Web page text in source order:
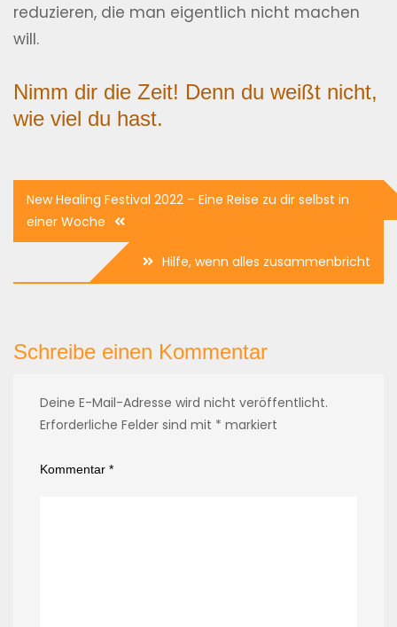
reduzieren, die man eigentlich nicht machen
will.
Nimm dir die Zeit! Denn du weißt nicht,
wie viel du hast.
Beitragsnavigation
New Healing Festival 2022 – Eine Reise zu dir selbst in
einer Woche
Hilfe, wenn alles zusammenbricht
Schreibe einen Kommentar
Deine E-Mail-Adresse wird nicht veröffentlicht.
Erforderliche Felder sind mit * markiert
Kommentar *